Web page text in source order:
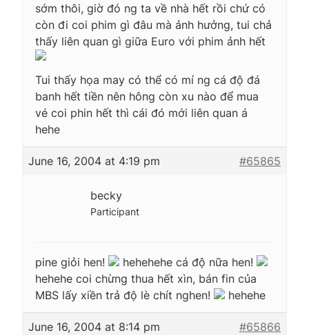
sớm thôi, giờ đó ng ta về nhà hết rồi chứ có
còn đi coi phim gì đâu mà ảnh hưởng, tui chả
thấy liên quan gì giữa Euro với phim ảnh hết
Tui thấy họa may có thể có mí ng cá độ đá
banh hết tiền nên hông còn xu nào để mua
vé coi phin hết thì cái đó mới liên quan á
hehe
June 16, 2004 at 4:19 pm #65865
becky
Participant
pine giỏi hen!
hehehehe cá độ nữa hen!
hehehe coi chừng thua hết xìn, bán fin của
MBS lấy xiền trả độ lè chít nghen!
hehehe
June 16, 2004 at 8:14 pm #65866